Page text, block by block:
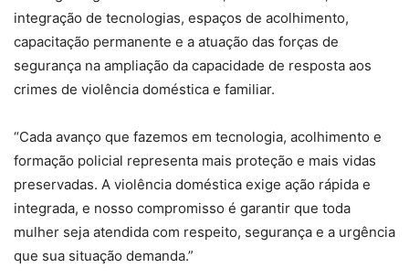
integração de tecnologias, espaços de acolhimento,
capacitação permanente e a atuação das forças de
segurança na ampliação da capacidade de resposta aos
crimes de violência doméstica e familiar.
“Cada avanço que fazemos em tecnologia, acolhimento e
formação policial representa mais proteção e mais vidas
preservadas. A violência doméstica exige ação rápida e
integrada, e nosso compromisso é garantir que toda
mulher seja atendida com respeito, segurança e a urgência
que sua situação demanda.”